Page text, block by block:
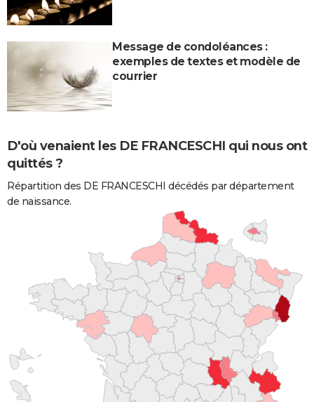
Message de condoléances :
exemples de textes et modèle de
courrier
D'où venaient les DE FRANCESCHI qui nous ont
quittés ?
Répartition des DE FRANCESCHI décédés par département
de naissance.